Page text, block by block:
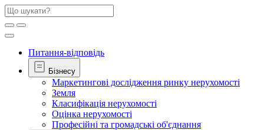
Питання-відповідь
Бізнесу
Маркетингові дослідження ринку нерухомості
Земля
Класифікація нерухомості
Оцінка нерухомості
Професійні та громадські об'єднання